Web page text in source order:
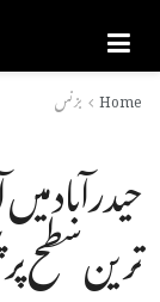
Home بزنس
حیدرآباد
ترین سطح